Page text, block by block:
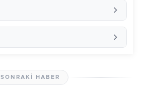
SONRAKI HABER